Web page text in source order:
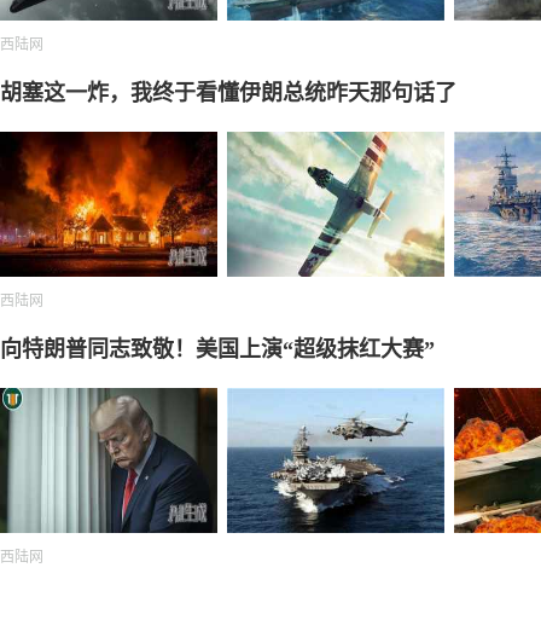
西陆网
胡塞这一炸，我终于看懂伊朗总统昨天那句话了
西陆网
向特朗普同志致敬！美国上演“超级抹红大赛”
西陆网